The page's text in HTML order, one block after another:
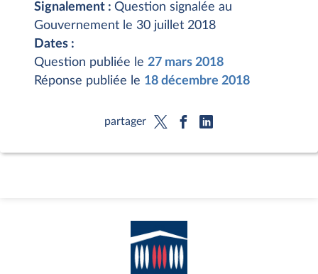
Signalement : Question signalée au
Gouvernement le 30 juillet 2018
Dates :
Question publiée le 27 mars 2018
Réponse publiée le 18 décembre 2018
partager